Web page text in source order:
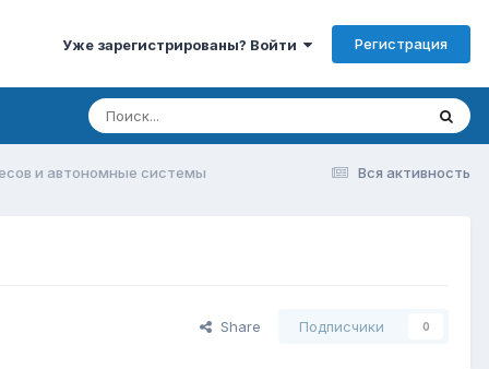
Уже зарегистрированы? Войти Регистрация
Вся активность
и автономные системы
Share Подписчики 0